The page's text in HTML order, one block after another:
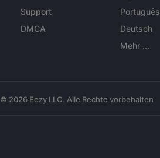
Support
DMCA
Português
Deutsch
Mehr ...
© 2026 Eezy LLC. Alle Rechte vorbehalten